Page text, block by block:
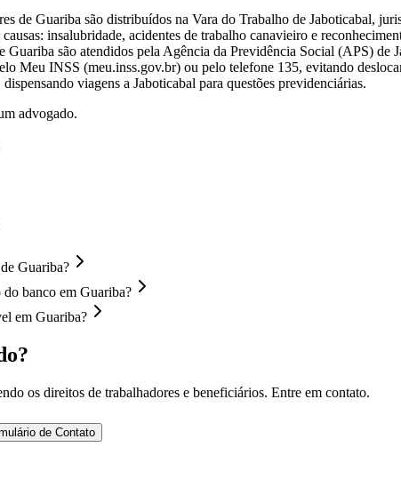
de Guariba são distribuídos na Vara do Trabalho de Jaboticabal,
insalubridade, acidentes de trabalho canavieiro e
Guariba são atendidos pela Agência da Previdência Social (APS) de
Meu INSS (meu.inss.gov.br) ou pelo telefone 135, evitando
viagens a Jaboticabal para questões previdenciárias.
advogado.
Guariba?
banco em Guariba?
em Guariba?
os direitos de trabalhadores e beneficiários. Entre em contato.
de Contato